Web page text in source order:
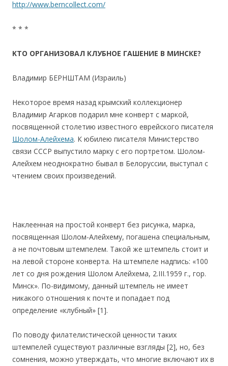
http://www.berncollect.com/
* * *
KТО ОРГАНИЗОВАЛ КЛУБНОЕ ГАШЕНИЕ В МИНСКЕ?
Владимир БЕРНШТАМ (Израиль)
Некоторое время назад крымский коллекционер
Владимир Агарков подарил мне конверт с маркой,
посвященной столетию известного еврейского писателя
Шолом-Алейхема. К юбилею писателя Министерство
связи СССР выпустило марку с его портретом. Шолом-
Алейхем неоднократно бывал в Белоруссии, выступал с
чтением своих произведений.
Наклеенная на простой конверт без рисунка, марка,
посвященная Шолом-Алейхему, погашена специальным,
а не почтовым штемпелем. Такой же штемпель стоит и
на левой стороне конверта. На штемпеле надпись: «100
лет со дня рождения Шолом Алейхема, 2.III.1959 г., гор.
Минск». По-видимому, данный штемпель не имеет
никакого отношения к почте и попадает под
определение «клубный» [1].
По поводу филателистической ценности таких
штемпелей существуют различные взгляды [2], но, без
сомнения, можно утверждать, что многие включают их в